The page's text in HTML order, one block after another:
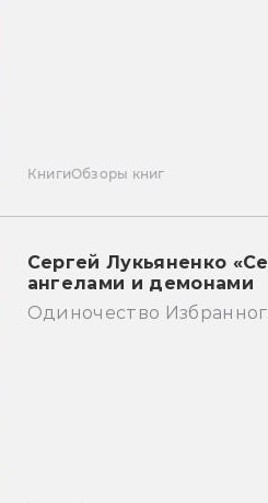
КнигиОбзоры книг
Сергей Лукьяненко
ангелами и демонами
Одиночество